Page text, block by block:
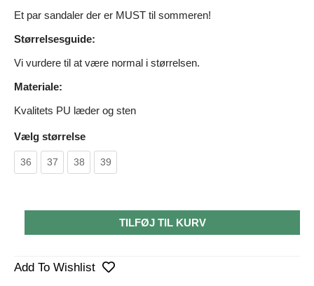
Et par sandaler der er MUST til sommeren!
Størrelsesguide:
Vi vurdere til at være normal i størrelsen.
Materiale:
Kvalitets PU læder og sten
Vælg størrelse
36 37 38 39
TILFØJ TIL KURV
Add To Wishlist